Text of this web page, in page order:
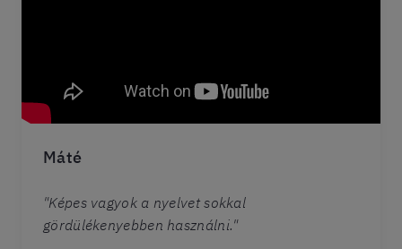
Máté
"Képes vagyok a nyelvet sokkal
gördülékenyebben használni."